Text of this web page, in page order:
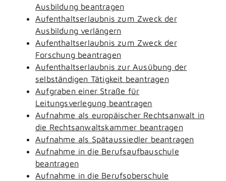
Ausbildung beantragen
Aufenthaltserlaubnis zum Zweck der
Ausbildung verlängern
Aufenthaltserlaubnis zum Zweck der
Forschung beantragen
Aufenthaltserlaubnis zur Ausübung der
selbständigen Tätigkeit beantragen
Aufgraben einer Straße für
Leitungsverlegung beantragen
Aufnahme als europäischer Rechtsanwalt in
die Rechtsanwaltskammer beantragen
Aufnahme als Spätaussiedler beantragen
Aufnahme in die Berufsaufbauschule
beantragen
Aufnahme in die Berufsoberschule